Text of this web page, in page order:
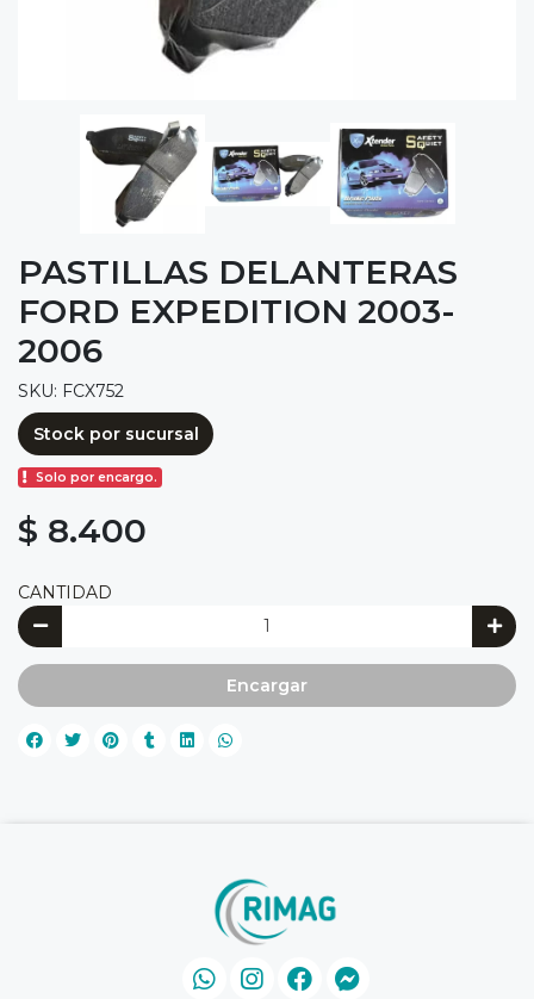
PASTILLAS DELANTERAS
FORD EXPEDITION 2003-
2006
SKU: FCX752
Stock por sucursal
Solo por encargo.
$ 8.400
CANTIDAD
Encargar